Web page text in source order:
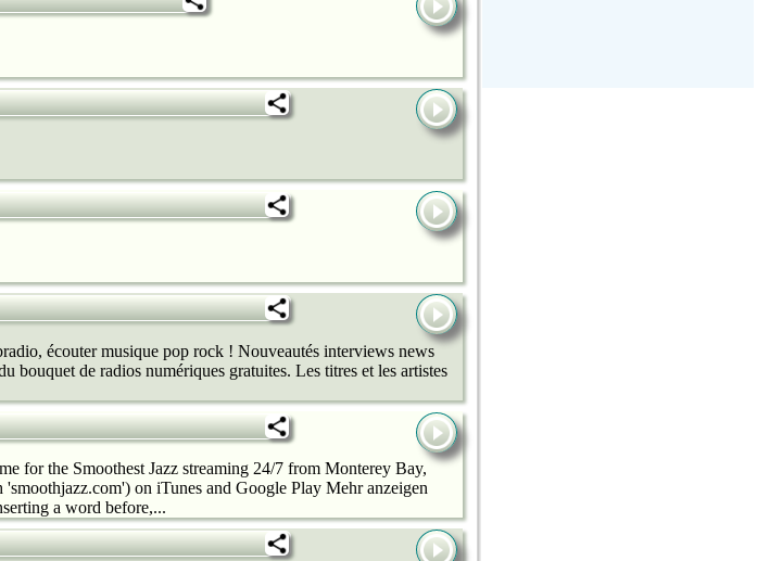
écouter musique pop rock ! Nouveautés interviews news
bouquet de radios numériques gratuites. Les titres et les artistes
for the Smoothest Jazz streaming 24/7 from Monterey Bay,
on iTunes and Google Play Mehr anzeigen
a word before,...